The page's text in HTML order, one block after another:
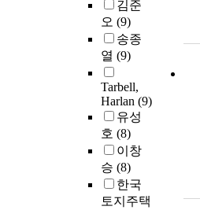
김준
오 (9)
송종
열 (9)
Tarbell,
Harlan (9)
유성
호 (8)
이창
승 (8)
한국
토지주택